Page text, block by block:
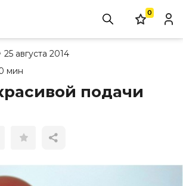
0
25 августа 2014
мин
подачи